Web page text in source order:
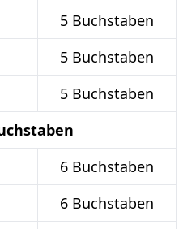
5 Buchstaben
5 Buchstaben
5 Buchstaben
6 Buchstaben
6 Buchstaben